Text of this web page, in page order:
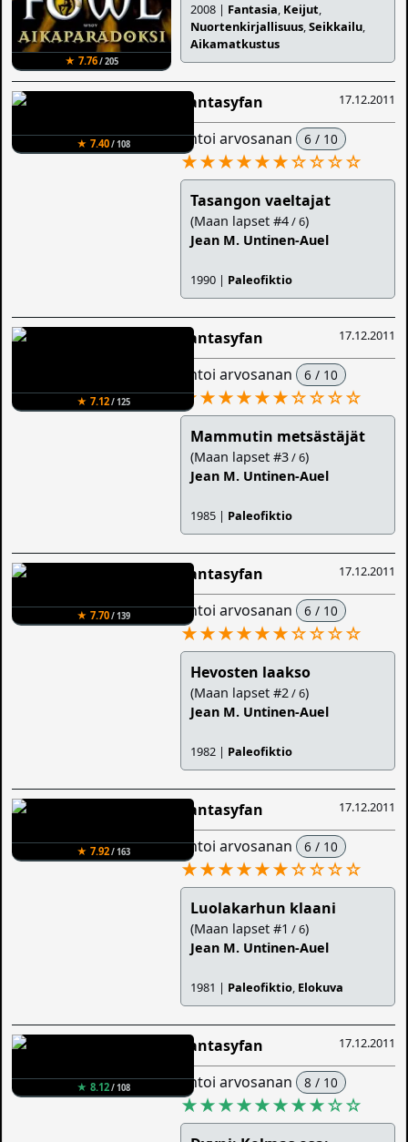
★ 7.76/ 205
2008 | Fantasia, Keijut,
Nuortenkirjallisuus,Seikkailu,
Aikamatkustus
★ 7.40/ 108
17.12.2011
Fantasyfan
antoi arvosanan 6 / 10
★★★★★★☆☆☆☆
Tasangon vaeltajat
(Maan lapset #4/ 6)
Jean M. Untinen-Auel
1990 | Paleofiktio
★ 7.12/ 125
17.12.2011
Fantasyfan
antoi arvosanan 6 / 10
★★★★★★☆☆☆☆
Mammutin metsästäjät
(Maan lapset #3/ 6)
Jean M. Untinen-Auel
1985 | Paleofiktio
★ 7.70/ 139
17.12.2011
Fantasyfan
antoi arvosanan 6 / 10
★★★★★★☆☆☆☆
Hevosten laakso
(Maan lapset #2/ 6)
Jean M. Untinen-Auel
1982 | Paleofiktio
★ 7.92/ 163
17.12.2011
Fantasyfan
antoi arvosanan 6 / 10
★★★★★★☆☆☆☆
Luolakarhun klaani
(Maan lapset #1 / 6)
Jean M. Untinen-Auel
1981 | Paleofiktio, Elokuva
★ 8.12/ 108
17.12.2011
Fantasyfan
antoi arvosanan 8 / 10
★★★★★★★★☆☆